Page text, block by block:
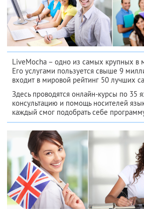
LiveMocha – одно из самых крупных в
Его услугами пользуется свыше 9
входит в мировой рейтинг 50 лучших
Здесь проводятся онлайн-курсы по
консультацию и помощь носителей
каждый смог подобрать себе